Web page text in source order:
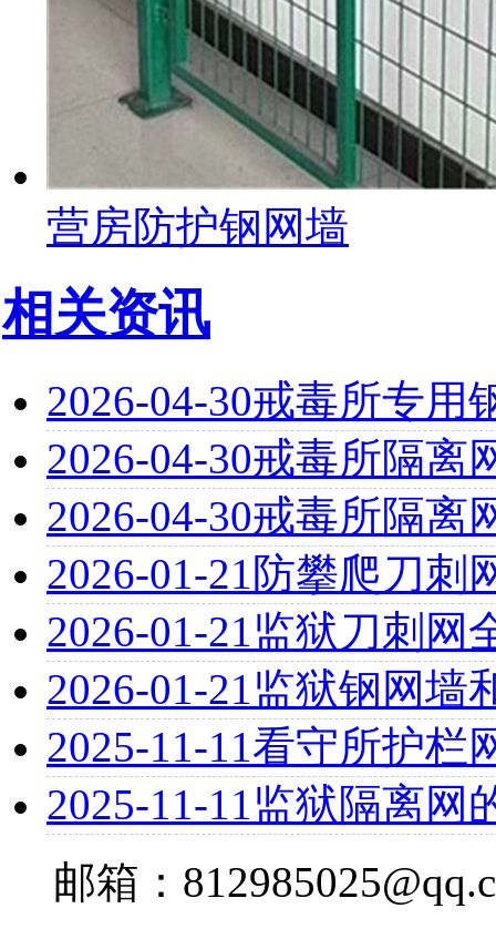
营房防护钢网墙
相关资讯
2026-04-30戒毒所专用
2026-04-30戒毒所隔离
2026-04-30戒毒所隔离
2026-01-21 防攀爬刀刺
2026-01-21监狱刀刺网
2026-01-21监狱钢网墙
2025-11-11看守所护栏
2025-11-11监狱隔离网
邮箱：